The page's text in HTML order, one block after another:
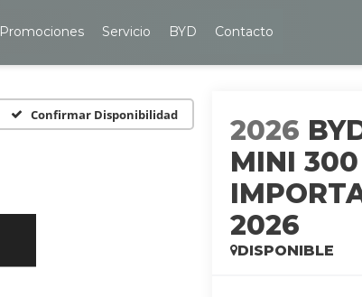
Promociones Servicio BYD Contacto
Confirmar Disponibilidad 2026
MINI
2026
DISPONIBLE